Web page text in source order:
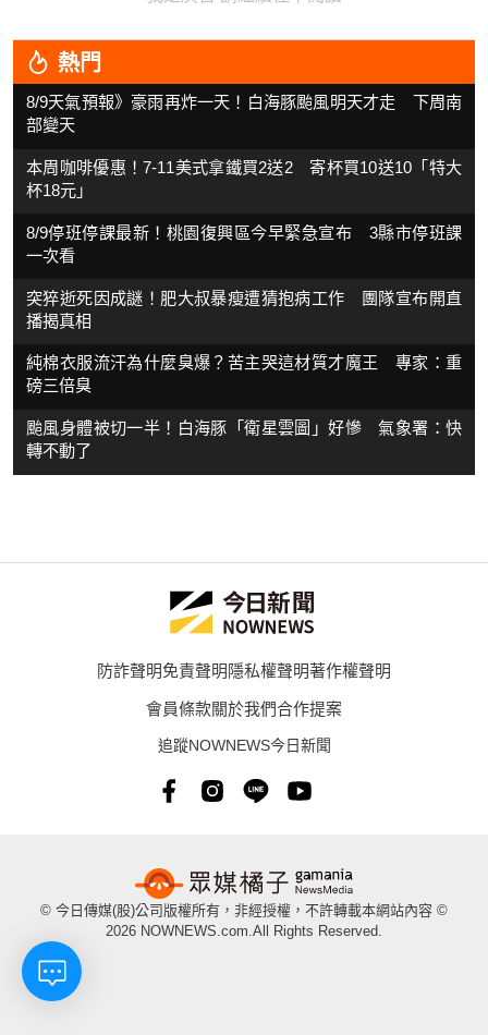
熱門
8/9天氣預報》豪雨再炸一天！白海豚颱風明天才走 下周南
部變天
本周咖啡優惠！7-11美式拿鐵買2送2 寄杯買10送10「特大
杯18元」
8/9停班停課最新！桃園復興區今早緊急宣布 3縣市停班課
一次看
突猝逝死因成謎！肥大叔暴瘦遭猜抱病工作 團隊宣布開直
播揭真相
純棉衣服流汗為什麼臭爆？苦主哭這材質才魔王 專家：重
磅三倍臭
颱風身體被切一半！白海豚「衛星雲圖」好慘 氣象署：快
轉不動了
防詐聲明免責聲明隱私權聲明著作權聲明
會員條款關於我們合作提案
追蹤NOWNEWS今日新聞
© 今日傳媒(股)公司版權所有，非經授權，不許轉載本網站內容 ©
2026 NOWNEWS.com.All Rights Reserved.